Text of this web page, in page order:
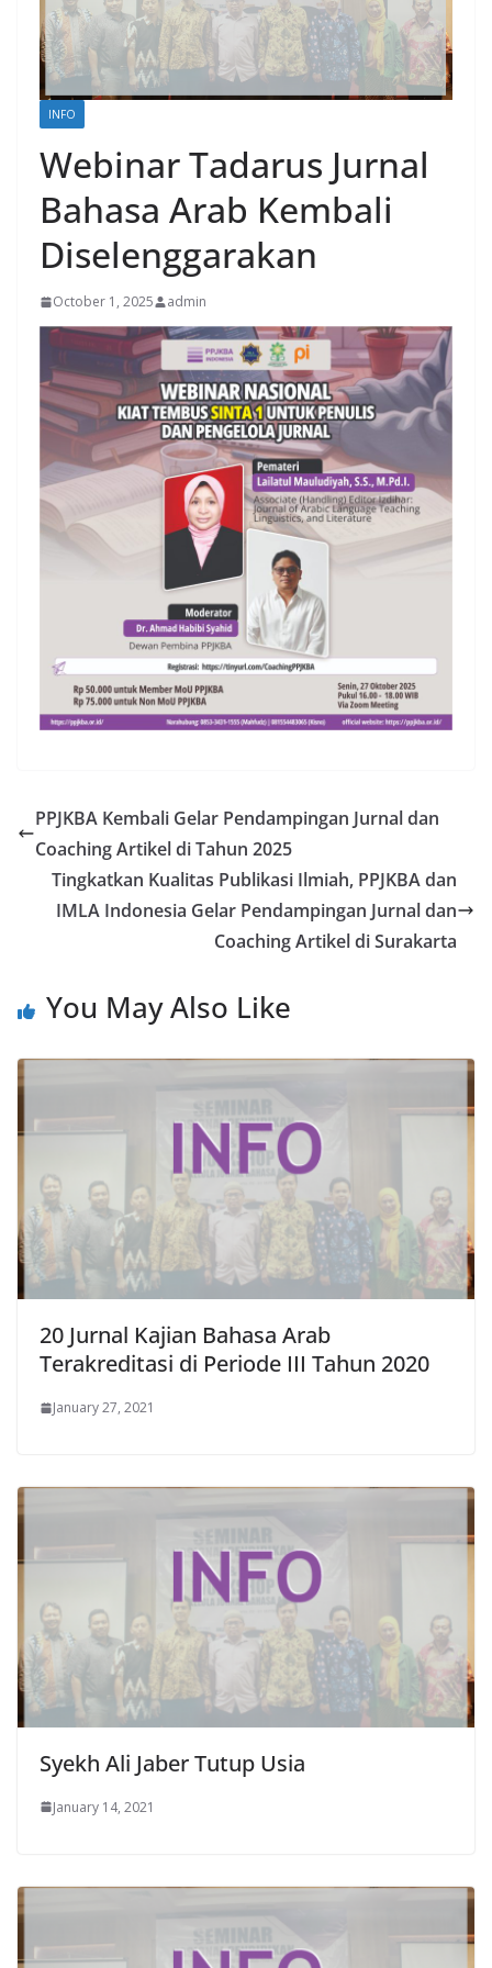
INFO
Webinar Tadarus Jurnal
Bahasa Arab Kembali
Diselenggarakan
October 1, 2025 admin
PPJKBA Kembali Gelar Pendampingan Jurnal dan
Coaching Artikel di Tahun 2025
Tingkatkan Kualitas Publikasi Ilmiah, PPJKBA dan
IMLA Indonesia Gelar Pendampingan Jurnal dan
Coaching Artikel di Surakarta
You May Also Like
20 Jurnal Kajian Bahasa Arab
Terakreditasi di Periode III Tahun 2020
January 27, 2021
Syekh Ali Jaber Tutup Usia
January 14, 2021